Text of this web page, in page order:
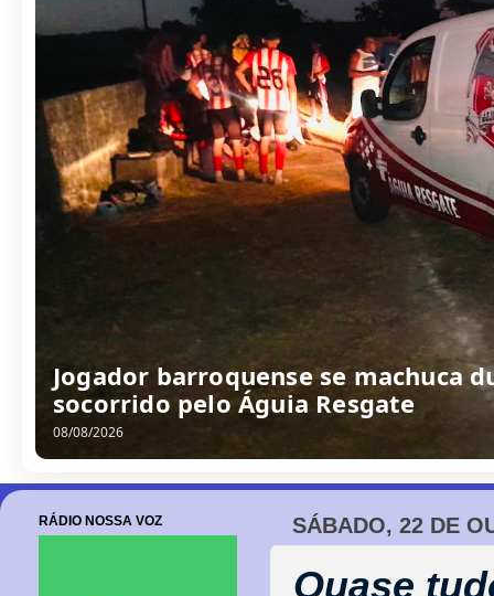
Jogador barroquense se machuca
socorrido pelo Águia Resgate
08/08/2026
SÁBADO, 22 DE
Quase
RÁDIO NOSSA VOZ